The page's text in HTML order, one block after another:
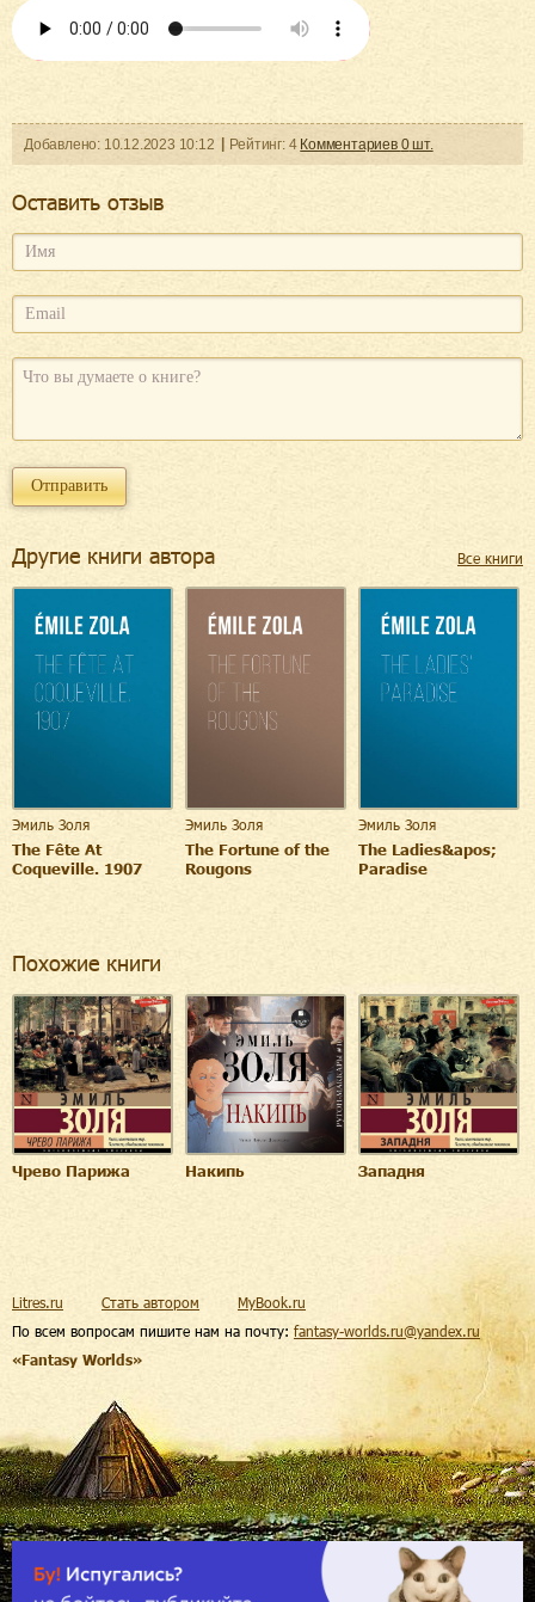
Добавленo: 10.12.2023 10:12 Рейтинг: 4 Комментариев 0шт.
Оcтавить отзыв
Другие книги автора Все книги
Эмиль Золя
The Fête At
Coqueville. 1907
Эмиль Золя
The Fortune of the
Rougons
Эмиль Золя
The Ladies&apos;
Paradise
Похожие книги
Чрево Парижа Накипь Западня
По всем вопросам пишите нам на почту: fantasy-worlds.ru@yandex.ru
«Fantasy Worlds»
Litres.ru Стать автором MyBook.ru